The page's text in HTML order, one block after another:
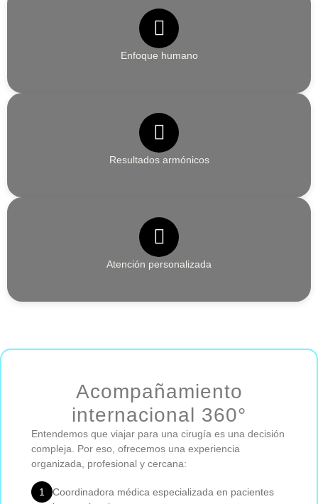
Enfoque humano
Resultados armónicos
Atención personalizada
Acompañamiento
internacional 360°
Entendemos que viajar para una cirugía es una decisión
compleja. Por eso, ofrecemos una experiencia
organizada, profesional y cercana:
1
Coordinadora médica especializada en pacientes